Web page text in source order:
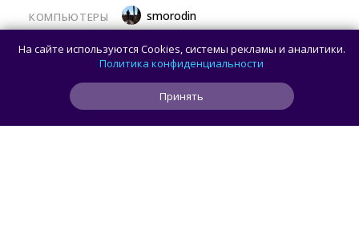
КОМПЬЮТЕРЫ smorodin
Половина корпусов для ПК имеют
значительные расхождения в реальных
размерах и размерах на бумаге —
исследование Noctua
На сайте используются Cookies, системы рекламы и аналитики.
Политика конфиденциальности
Принять